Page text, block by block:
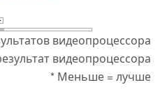
видеопроцессора
видеопроцессора
* Меньше = лучше